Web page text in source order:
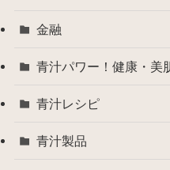
金融
青汁パワー！健康・美
青汁レシピ
青汁製品